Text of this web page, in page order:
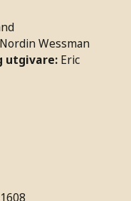
Wessman
utgivare: Eric